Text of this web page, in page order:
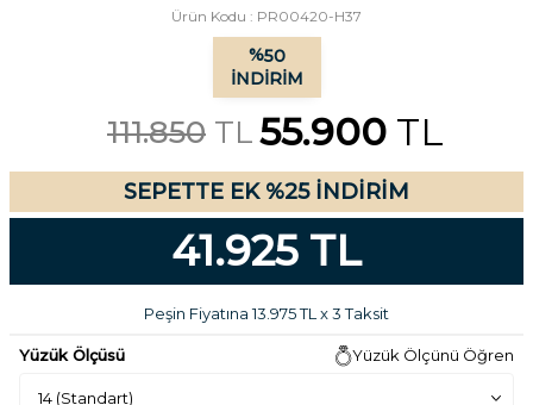
Ürün Kodu : PR00420-H37
%50
İNDIRIM
111.850 TL55.900 TL
SEPETTE EK %25 İNDİRİM
41.925 TL
Peşin Fiyatına 13.975 TL x 3 Taksit
Yüzük Ölçüsü Yüzük Ölçünü Öğren